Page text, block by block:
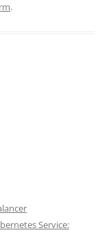
.
Service: